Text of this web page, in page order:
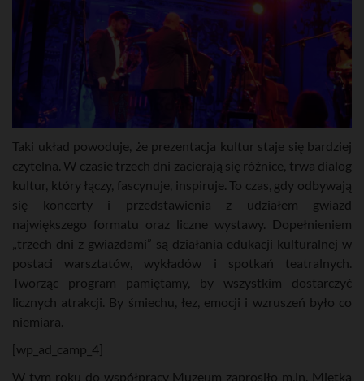
Taki układ powoduje, że prezentacja kultur staje się bardziej
czytelna. W czasie trzech dni zacierają się różnice, trwa dialog
kultur, który łączy, fascynuje, inspiruje. To czas, gdy odbywają
się koncerty i przedstawienia z udziałem gwiazd
największego formatu oraz liczne wystawy. Dopełnieniem
„trzech dni z gwiazdami” są działania edukacji kulturalnej w
postaci warsztatów, wykładów i spotkań teatralnych.
Tworząc program pamiętamy, by wszystkim dostarczyć
licznych atrakcji. By śmiechu, łez, emocji i wzruszeń było co
niemiara.
[wp_ad_camp_4]
W tym roku do współpracy Muzeum zaprosiło m.in. Mietka